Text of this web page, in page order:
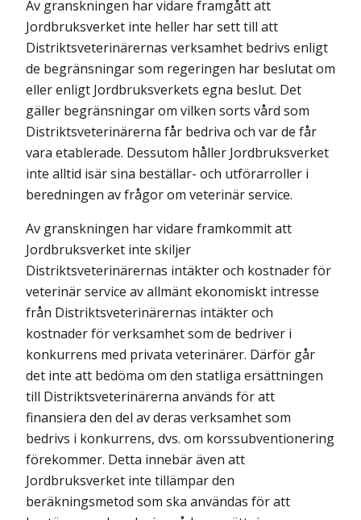
Av granskningen har vidare framgått att
Jordbruksverket inte heller har sett till att
Distriktsveterinärernas verksamhet bedrivs enligt
de begränsningar som regeringen har beslutat om
eller enligt Jordbruksverkets egna beslut. Det
gäller begränsningar om vilken sorts vård som
Distriktsveterinärerna får bedriva och var de får
vara etablerade. Dessutom håller Jordbruksverket
inte alltid isär sina beställar- och utförarroller i
beredningen av frågor om veterinär service.
Av granskningen har vidare framkommit att
Jordbruksverket inte skiljer
Distriktsveterinärernas intäkter och kostnader för
veterinär service av allmänt ekonomiskt intresse
från Distriktsveterinärernas intäkter och
kostnader för verksamhet som de bedriver i
konkurrens med privata veterinärer. Därför går
det inte att bedöma om den statliga ersättningen
till Distriktsveterinärerna används för att
finansiera den del av deras verksamhet som
bedrivs i konkurrens, dvs. om korssubventionering
förekommer. Detta innebär även att
Jordbruksverket inte tillämpar den
beräkningsmetod som ska användas för att